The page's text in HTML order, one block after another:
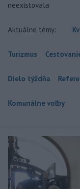
neexistovala
Aktuálne témy:
Turizmus
Dielo týždňa
Komunálne voľby